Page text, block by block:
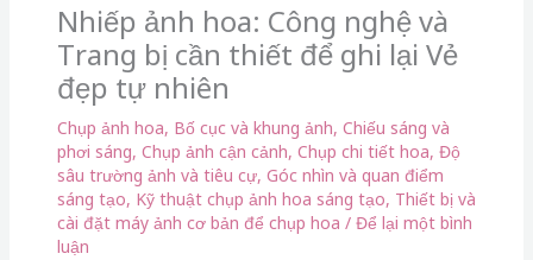
Nhiếp ảnh hoa: Công nghệ và
Trang bị cần thiết để ghi lại Vẻ
đẹp tự nhiên
Chụp ảnh hoa, Bố cục và khung ảnh, Chiếu sáng và
phơi sáng, Chụp ảnh cận cảnh, Chụp chi tiết hoa, Độ
sâu trường ảnh và tiêu cự, Góc nhìn và quan điểm
sáng tạo, Kỹ thuật chụp ảnh hoa sáng tạo, Thiết bị và
cài đặt máy ảnh cơ bản để chụp hoa / Để lại một bình
luận